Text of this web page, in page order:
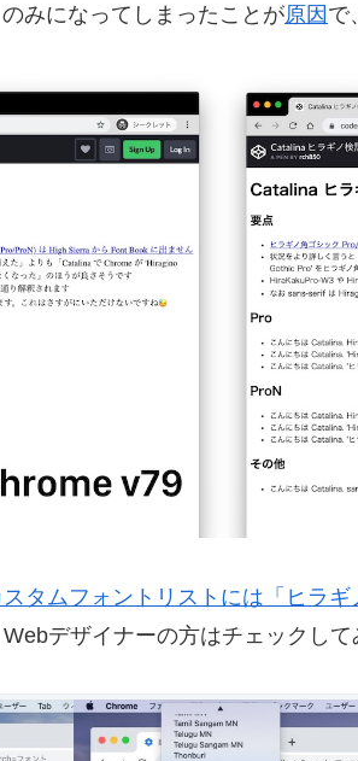
みになってしまったことが原因 で、
スタムフォントリストには「ヒラ
デザイナーの方はチェックして